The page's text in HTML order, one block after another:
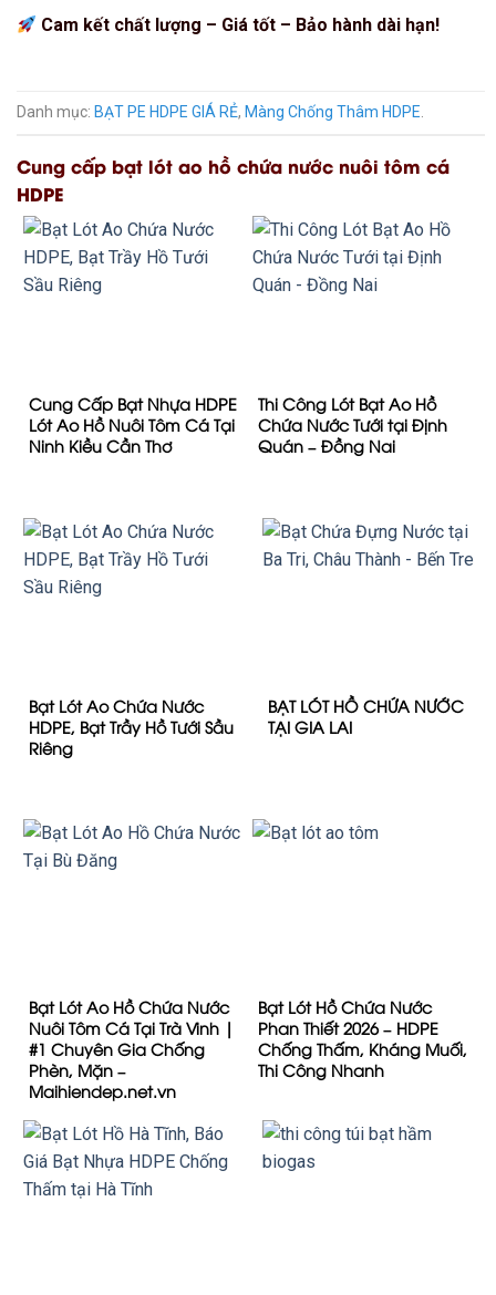
Cam kết chất lượng – Giá tốt – Bảo hành dài hạn!
Danh mục: BẠT PE HDPE GIÁ RẺ, Màng Chống Thâm HDPE
Cung cấp bạt lót ao hồ chứa nước nuôi tôm cá
HDPE
Cung Cấp Bạt Nhựa HDPE
Lót Ao Hồ Nuôi Tôm Cá Tại
Ninh Kiều Cần Thơ
Thi Công Lót Bạt Ao Hồ
Chứa Nước Tưới tại Định
Quán – Đồng Nai
Bạt Lót Ao Chứa Nước
HDPE, Bạt Trầy Hồ Tưới Sầu
Riêng
BẠT LÓT HỒ CHỨA NƯỚC
TẠI GIA LAI
Bạt Lót Ao Hồ Chứa Nước
Nuôi Tôm Cá Tại Trà Vinh |
#1 Chuyên Gia Chống
Phèn, Mặn –
Maihiendep.net.vn
Bạt Lót Hồ Chứa Nước
Phan Thiết 2026 – HDPE
Chống Thấm, Kháng Muối,
Thi Công Nhanh